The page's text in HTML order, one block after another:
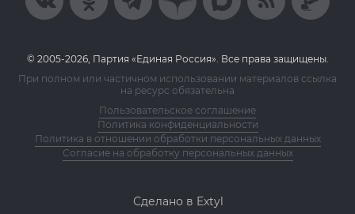
© 2005-2026, Партия «Единая Россия». Все права защищены.
При полном или частичном использовании материалов ссылка
на ресурс обязательна
Пользовательское соглашение
Политика конфиденциальности
Политика в отношении обработки персональных данных
Согласие на обработку персональных данных
Сделано в Extyl